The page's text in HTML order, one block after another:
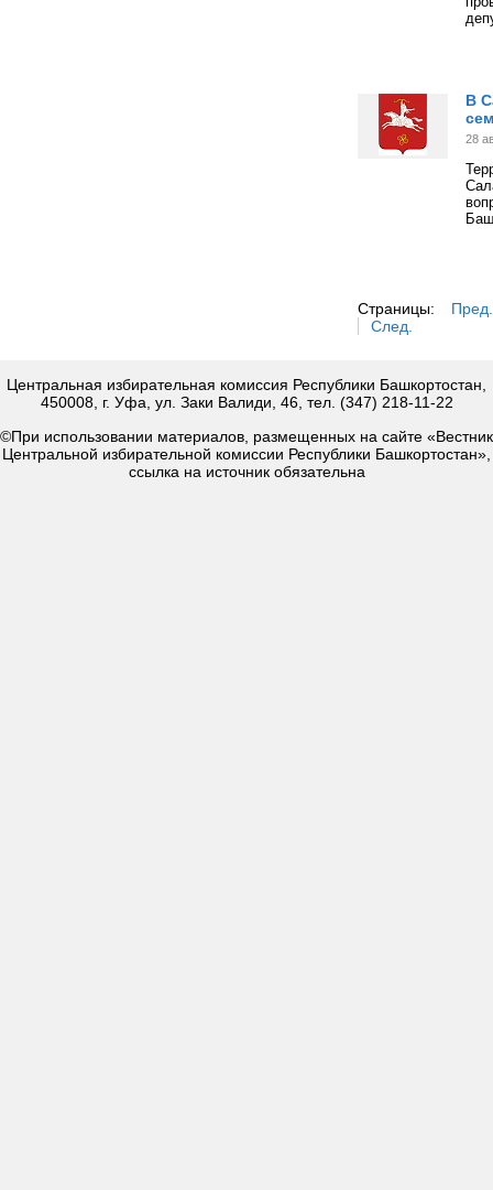
В
28
Страницы:
Пред.
След.
Центральная избирательная комиссия Республики Башкортостан,
450008, г. Уфа, ул. Заки Валиди, 46, тел. (347) 218-11-22
©При использовании материалов, размещенных на сайте «Вестник
Центральной избирательной комиссии Республики Башкортостан»,
ссылка на источник обязательна